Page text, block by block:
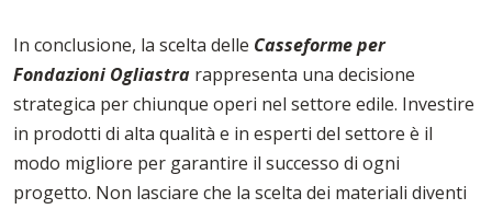
In conclusione, la scelta delle Casseforme per
Fondazioni Ogliastra rappresenta una decisione
strategica per chiunque operi nel settore edile. Investire
in prodotti di alta qualità e in esperti del settore è il
modo migliore per garantire il successo di ogni
progetto. Non lasciare che la scelta dei materiali diventi